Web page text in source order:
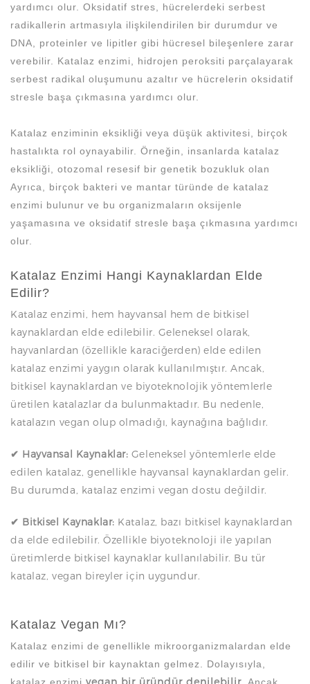
yardımcı olur. Oksidatif stres, hücrelerdeki serbest
radikallerin artmasıyla ilişkilendirilen bir durumdur ve
DNA, proteinler ve lipitler gibi hücresel bileşenlere zarar
verebilir. Katalaz enzimi, hidrojen peroksiti parçalayarak
serbest radikal oluşumunu azaltır ve hücrelerin oksidatif
stresle başa çıkmasına yardımcı olur.
Katalaz enziminin eksikliği veya düşük aktivitesi, birçok
hastalıkta rol oynayabilir. Örneğin, insanlarda katalaz
eksikliği, otozomal resesif bir genetik bozukluk olan
Ayrıca, birçok bakteri ve mantar türünde de katalaz
enzimi bulunur ve bu organizmaların oksijenle
yaşamasına ve oksidatif stresle başa çıkmasına yardımcı
olur.
Katalaz Enzimi Hangi Kaynaklardan Elde
Edilir?
Katalaz enzimi, hem hayvansal hem de bitkisel
kaynaklardan elde edilebilir. Geleneksel olarak,
hayvanlardan (özellikle karaciğerden) elde edilen
katalaz enzimi yaygın olarak kullanılmıştır. Ancak,
bitkisel kaynaklardan ve biyoteknolojik yöntemlerle
üretilen katalazlar da bulunmaktadır. Bu nedenle,
katalazın vegan olup olmadığı, kaynağına bağlıdır.
✔ Hayvansal Kaynaklar: Geleneksel yöntemlerle elde
edilen katalaz, genellikle hayvansal kaynaklardan gelir.
Bu durumda, katalaz enzimi vegan dostu değildir.
✔ Bitkisel Kaynaklar: Katalaz, bazı bitkisel kaynaklardan
da elde edilebilir. Özellikle biyoteknoloji ile yapılan
üretimlerde bitkisel kaynaklar kullanılabilir. Bu tür
katalaz, vegan bireyler için uygundur.
Katalaz Vegan Mı?
Katalaz enzimi de genellikle mikroorganizmalardan elde
edilir ve bitkisel bir kaynaktan gelmez. Dolayısıyla,
vegan bir üründür denilebilir